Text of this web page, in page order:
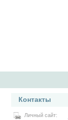
Контакты
Личный сайт: